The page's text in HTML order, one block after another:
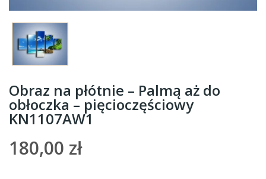
Obraz na płótnie – Palmą aż do
obłoczka – pięcioczęściowy
KN1107AW1
180,00 zł